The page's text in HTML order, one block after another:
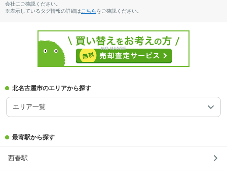
会社にご確認ください。
※表示しているタグ情報の詳細は こちらをご確認ください。
北名古屋市のエリアから探す
エリア一覧
最寄駅から探す
西春駅